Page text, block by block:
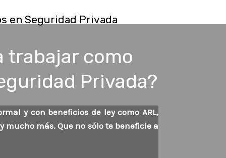
en Seguridad Privada
trabajar como
Privada?
y con beneficios de ley como ARL,
mucho más. Que no sólo te beneficie a